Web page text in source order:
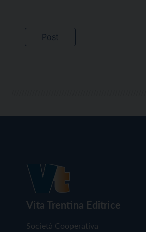
Vita Trentina Editrice
Società Cooperativa